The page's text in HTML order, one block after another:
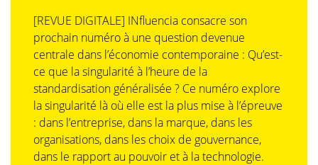
[REVUE DIGITALE] INfluencia consacre son
prochain numéro à une question devenue
centrale dans l’économie contemporaine : Qu’est-
ce que la singularité à l’heure de la
standardisation généralisée ? Ce numéro explore
la singularité là où elle est la plus mise à l’épreuve
: dans l’entreprise, dans la marque, dans les
organisations, dans les choix de gouvernance,
dans le rapport au pouvoir et à la technologie.